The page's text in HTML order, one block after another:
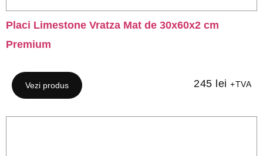
Placi Limestone Vratza Mat de 30x60x2 cm
Premium
Vezi produs 245 lei +TVA